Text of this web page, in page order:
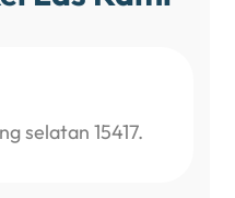
selatan 15417.